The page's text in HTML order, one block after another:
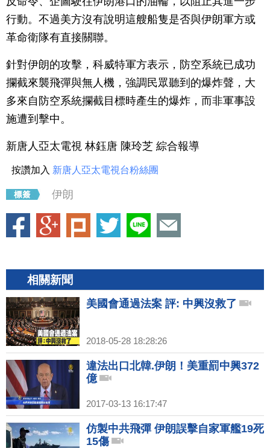
行動。不過美方沒有說明這艘船隻是否與伊朗軍方或
革命衛隊有直接關聯。
針對伊朗的攻擊，科威特軍方表示，防空系統已成功
攔截來襲飛彈與無人機，強調民眾聽到的爆炸聲，大
多來自防空系統攔截目標時產生的爆炸，而非軍事設
施遭到擊中。
新唐人亞太電視 林鈺唐 陳玲芝 綜合報導
按讚加入 新唐人亞太電視台粉絲團
伊朗
相關新聞
美國會通過法案 評: 中興沒救了
2018-05-28 18:28:26
違法出口北韓.伊朗！美重罰中興372
億
2017-03-13 16:17:47
仿製中共飛彈 伊朗誤擊自家軍艦19死
15傷